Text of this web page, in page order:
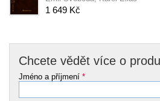
1 649 Kč
Chcete vědět více o
Jméno a příjmení *